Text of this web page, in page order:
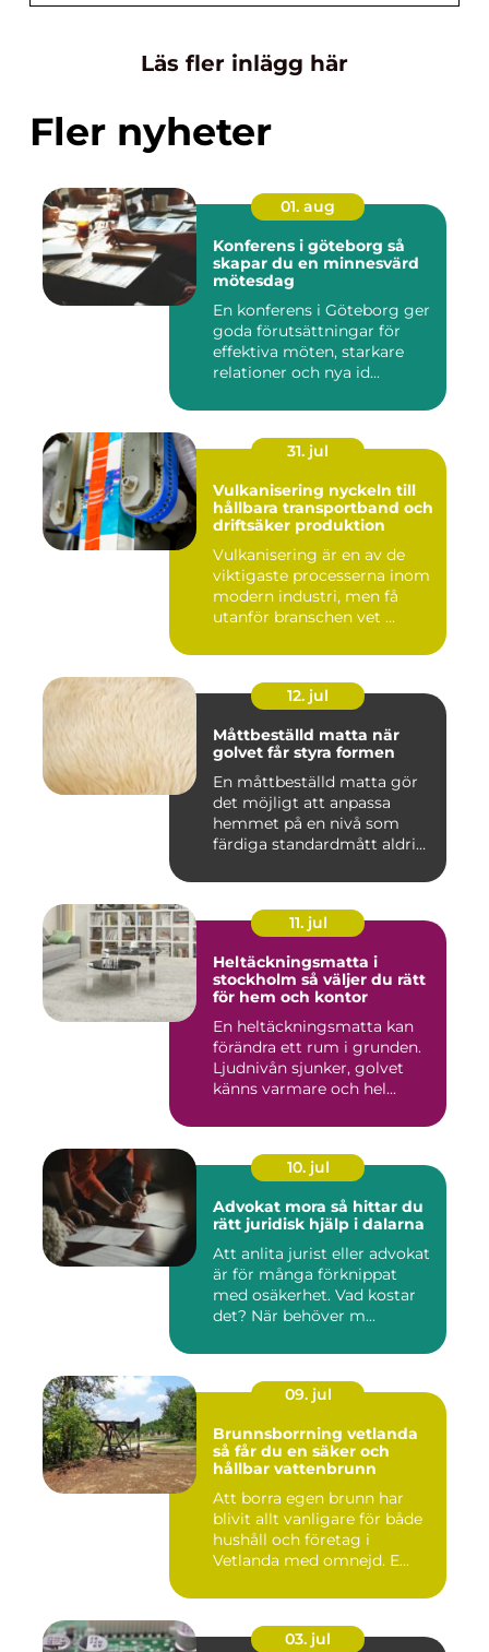
Läs fler inlägg här
Fler nyheter
01. aug
Konferens i göteborg så
skapar du en minnesvärd
mötesdag
En konferens i Göteborg ger
goda förutsättningar för
effektiva möten, starkare
relationer och nya id...
31. jul
Vulkanisering nyckeln till
hållbara transportband och
driftsäker produktion
Vulkanisering är en av de
viktigaste processerna inom
modern industri, men få
utanför branschen vet ...
12. jul
Måttbeställd matta när
golvet får styra formen
En måttbeställd matta gör
det möjligt att anpassa
hemmet på en nivå som
färdiga standardmått aldrig
11. jul
Heltäckningsmatta i
stockholm så väljer du rätt
för hem och kontor
En heltäckningsmatta kan
förändra ett rum i grunden.
Ljudnivån sjunker, golvet
känns varmare och hel...
10. jul
Advokat mora så hittar du
rätt juridisk hjälp i dalarna
Att anlita jurist eller advokat
är för många förknippat
med osäkerhet. Vad kostar
det? När behöver m...
09. jul
Brunnsborrning vetlanda
så får du en säker och
hållbar vattenbrunn
Att borra egen brunn har
blivit allt vanligare för både
hushåll och företag i
Vetlanda med omnejd. E...
03. jul